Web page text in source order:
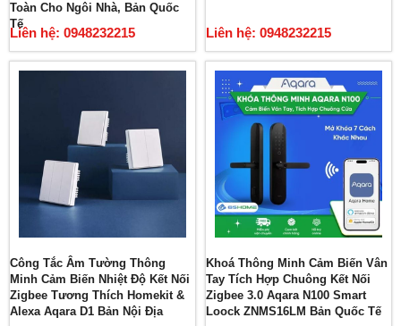
Toàn Cho Ngôi Nhà, Bản Quốc
Tế
Liên hệ: 0948232215 Liên hệ: 0948232215
Công Tắc Âm Tường Thông
Minh Cảm Biến Nhiệt Độ Kết Nối
Zigbee Tương Thích Homekit &
Alexa Aqara D1 Bản Nội Địa
Khoá Thông Minh Cảm Biến Vân
Tay Tích Hợp Chuông Kết Nối
Zigbee 3.0 Aqara N100 Smart
Loock ZNMS16LM Bản Quốc Tế